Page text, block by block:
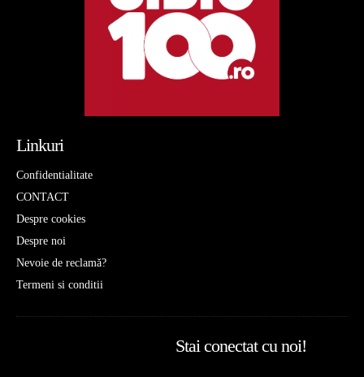
Linkuri
Confidentialitate
CONTACT
Despre cookies
Despre noi
Nevoie de reclamă?
Termeni si conditii
Stai conectat cu noi!